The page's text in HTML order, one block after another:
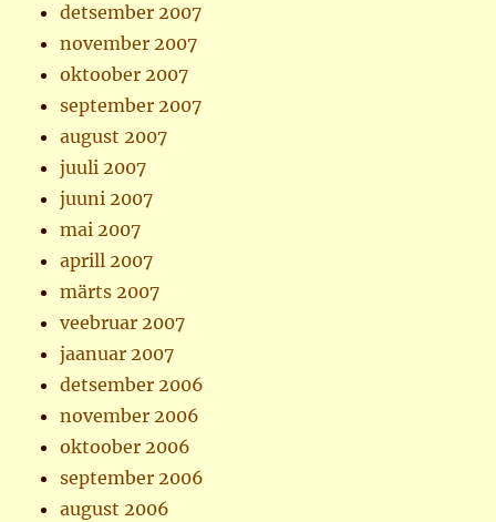
detsember 2007
november 2007
oktoober 2007
september 2007
august 2007
juuli 2007
juuni 2007
mai 2007
aprill 2007
märts 2007
veebruar 2007
jaanuar 2007
detsember 2006
november 2006
oktoober 2006
september 2006
august 2006